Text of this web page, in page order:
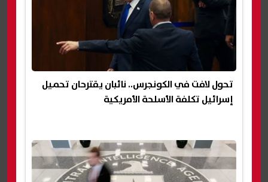
تحول لافت في الكونجرس.. نائبان يقترحان تحميل
إسرائيل تكلفة الأسلحة الأمريكية